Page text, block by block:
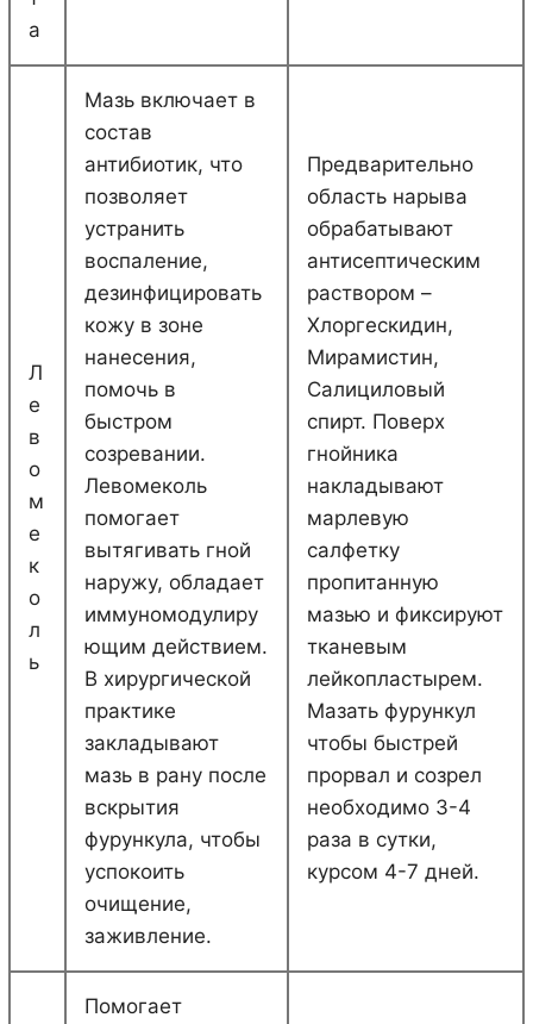
а
Л
е
в
о
м
е
к
о
л
ь
Мазь включает в
состав
антибиотик, что
позволяет
устранить
воспаление,
дезинфицировать
кожу в зоне
нанесения,
помочь в
быстром
созревании.
Левомеколь
помогает
вытягивать гной
наружу, обладает
иммуномодулиру
ющим действием.
В хирургической
практике
закладывают
мазь в рану после
вскрытия
фурункула, чтобы
успокоить
очищение,
заживление.
Предварительно
область нарыва
обрабатывают
антисептическим
раствором –
Хлоргескидин,
Мирамистин,
Салициловый
спирт. Поверх
гнойника
накладывают
марлевую
салфетку
пропитанную
мазью и фиксируют
тканевым
лейкопластырем.
Мазать фурункул
чтобы быстрей
прорвал и созрел
необходимо 3-4
раза в сутки,
курсом 4-7 дней.
Помогает